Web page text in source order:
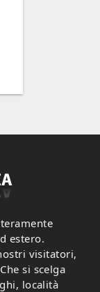
estero.
visitatori,
si scelga
località